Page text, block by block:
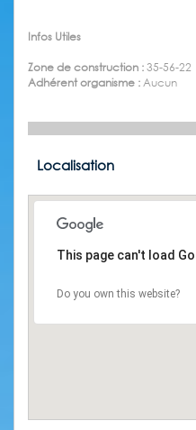
Infos Utiles
Zone de construction :35-56-22
Adhérent organisme :Aucun
Localisation
This page can't load
Do you own this website?